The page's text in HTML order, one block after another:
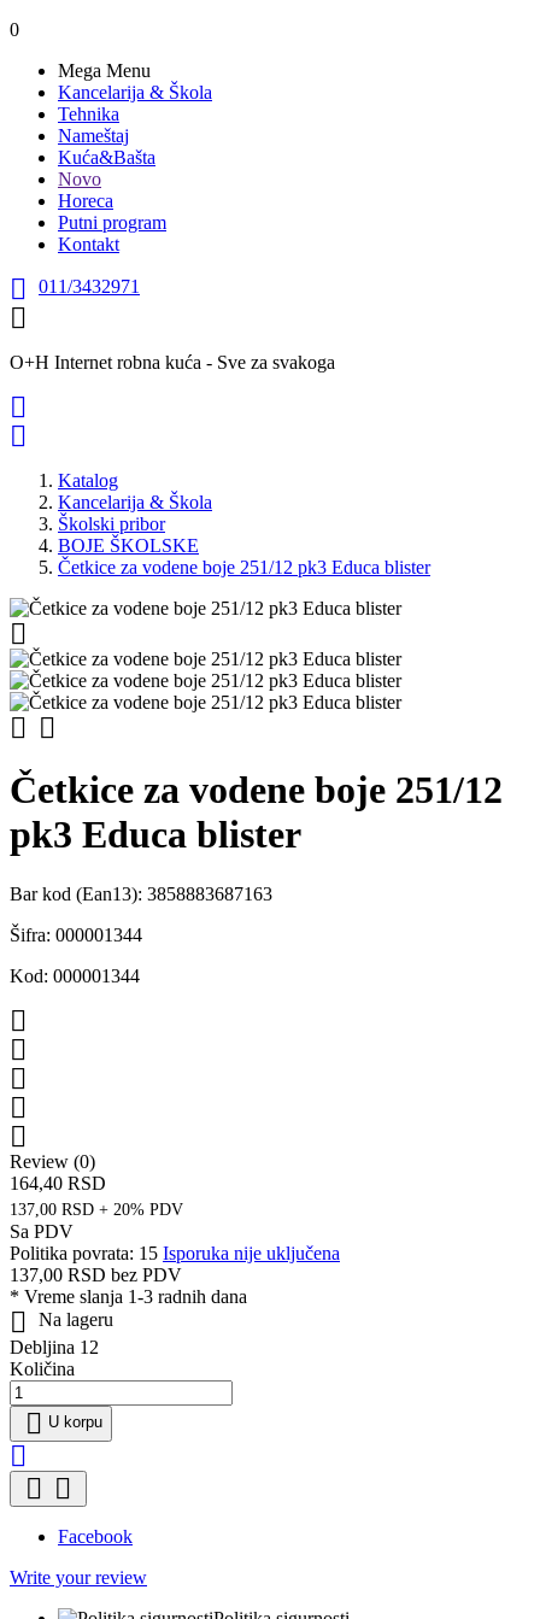
0
Mega Menu
Kancelarija & Škola
Tehnika
Nameštaj
Kuća&Bašta
Novo
Horeca
Putni program
Kontakt
 011/3432971

O+H Internet robna kuća - Sve za svakoga


Katalog
Kancelarija & Škola
Školski pribor
BOJE ŠKOLSKE
Četkice za vodene boje 251/12 pk3 Educa blister

 
Četkice za vodene boje 251/12
pk3 Educa blister
Bar kod (Ean13): 3858883687163
Šifra: 000001344
Kod: 000001344





Review (0)
164,40 RSD
137,00 RSD + 20% PDV
Sa PDV
Politika povrata: 15 Isporuka nije uključena
137,00 RSD bez PDV
* Vreme slanja 1-3 radnih dana

Na lageru
Debljina 12
Količina
 U korpu

 
Facebook
Write your review